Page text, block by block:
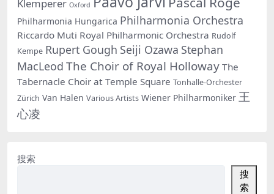
Klemperer Oxford
Philharmonia Hungarica Philharmonia Orchestra
Riccardo Muti Royal Philharmonic Orchestra Rudolf
Kempe Rupert Gough Seiji Ozawa Stephan
MacLeod The Choir of Royal Holloway The
Tabernacle Choir at Temple Square Tonhalle-Orchester
Zürich Van Halen Various Artists Wiener Philharmoniker 王
心凌
搜索
搜
索